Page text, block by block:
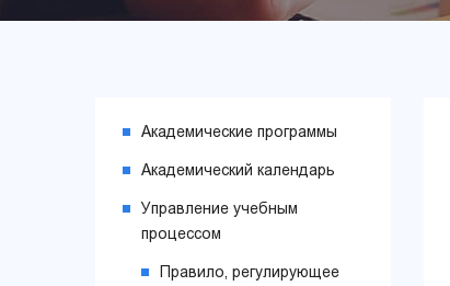
Академические программы
Академический календарь
Управление учебным
процессом
Правило, регулирующее